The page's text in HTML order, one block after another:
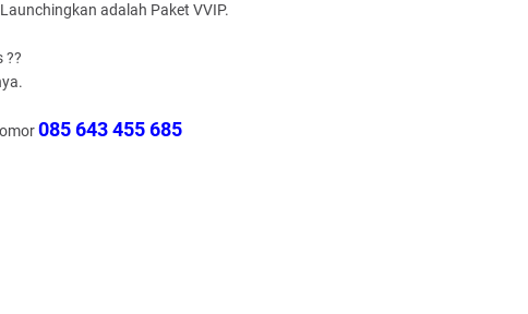
adalah Paket VVIP.
??
085 643 455 685